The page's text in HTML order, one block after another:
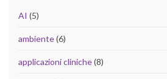
AI (5)
ambiente(6)
applicazioni cliniche(8)